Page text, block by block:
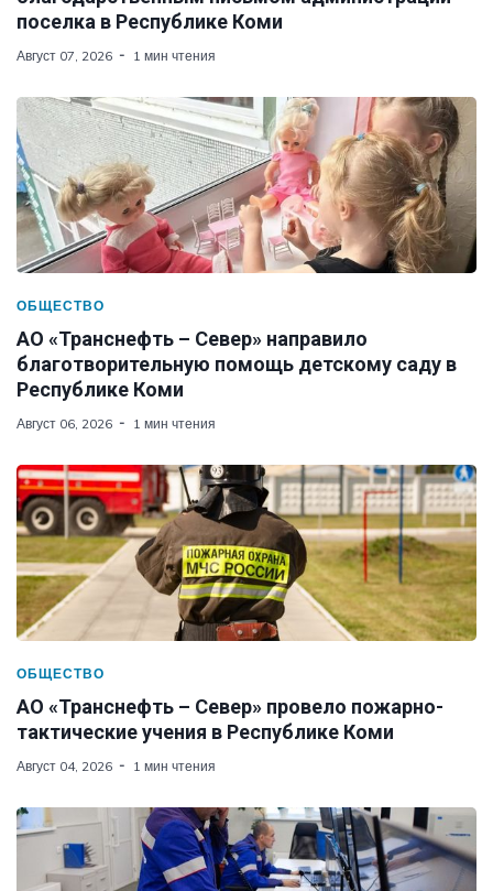
поселка в Республике Коми
Август 07, 2026 1 мин чтения
ОБЩЕСТВО
АО «Транснефть – Север» направило
благотворительную помощь детскому саду в
Республике Коми
Август 06, 2026 1 мин чтения
ОБЩЕСТВО
АО «Транснефть – Север» провело пожарно-
тактические учения в Республике Коми
Август 04, 2026 1 мин чтения